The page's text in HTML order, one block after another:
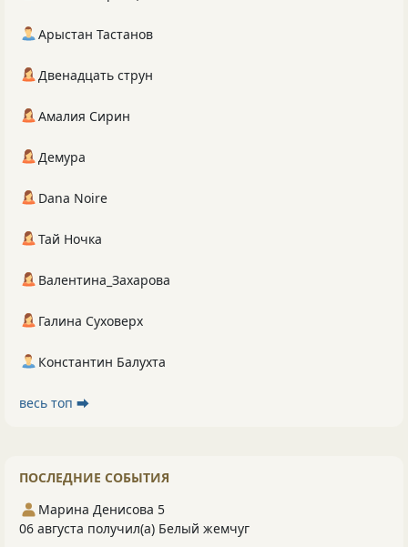
Арыстан Тастанов
Двенадцать струн
Амалия Сирин
Демура
Dana Noire
Тай Ночка
Валентина_Захарова
Галина Суховерх
Константин Балухта
весь топ ⮕
ПОСЛЕДНИЕ СОБЫТИЯ
Марина Денисова 5
06 августа получил(а) Белый жемчуг